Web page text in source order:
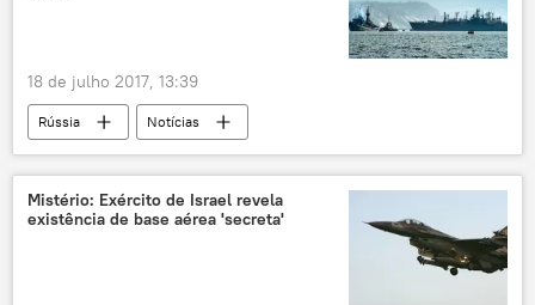
guerra nuclear
Rússia
França
18 de julho 2017, 13:39
Rússia
Notícias
Salão aeroespacial MAKS 2017
Yuri Borisov
Viktor Bursuk
Ministério da Defesa
Marinha da Rússia
porta-aviões
Mistério: Exército de Israel revela
existência de base aérea 'secreta'